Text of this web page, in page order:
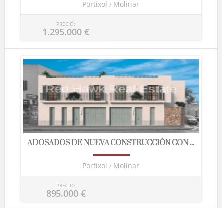
Portixol / Molinar
PRECIO:
1.295.000 €
ADOSADOS DE NUEVA CONSTRUCCIÓN CON ...
Portixol / Molinar
PRECIO:
895.000 €